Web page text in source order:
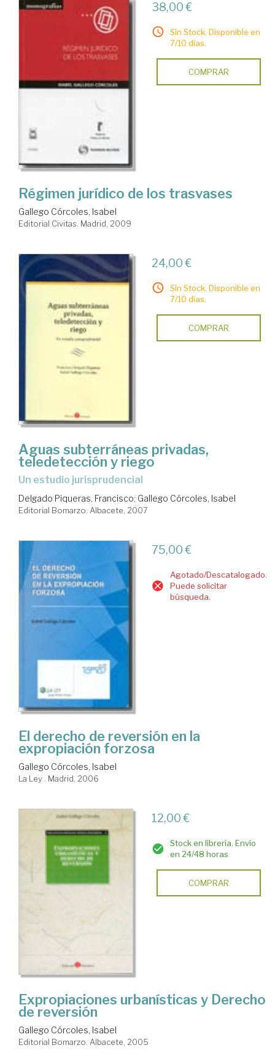
38,00 €
Sin Stock. Disponible en
7/10 días.
COMPRAR
Régimen jurídico de los trasvases
Gallego Córcoles, Isabel
Editorial Civitas. Madrid, 2009
24,00 €
Sin Stock. Disponible en
7/10 días.
COMPRAR
Aguas subterráneas privadas,
teledetección y riego
un estudio jurisprudencial
Delgado Piqueras, Francisco; Gallego Córcoles, Isabel
Editorial Bomarzo. Albacete, 2007
75,00 €
Agotado/Descatalogado.
Puede solicitar
búsqueda.
El derecho de reversión en la
expropiación forzosa
Gallego Córcoles, Isabel
La Ley . Madrid, 2006
12,00 €
Stock en librería. Envío
en 24/48 horas
COMPRAR
Expropiaciones urbanísticas y Derecho
de reversión
Gallego Córcoles, Isabel
Editorial Bomarzo. Albacete, 2005